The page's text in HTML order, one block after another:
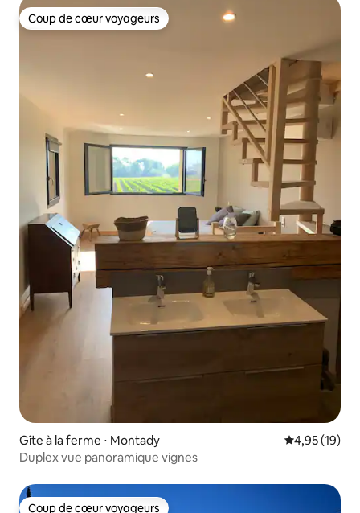
Coup de cœur voyageurs
Coup de cœur voyageurs
Gîte à la ferme ⋅ Montady Évaluation
4,95 (19)
Duplex vue panoramique vignes
Coup de cœur voyageurs